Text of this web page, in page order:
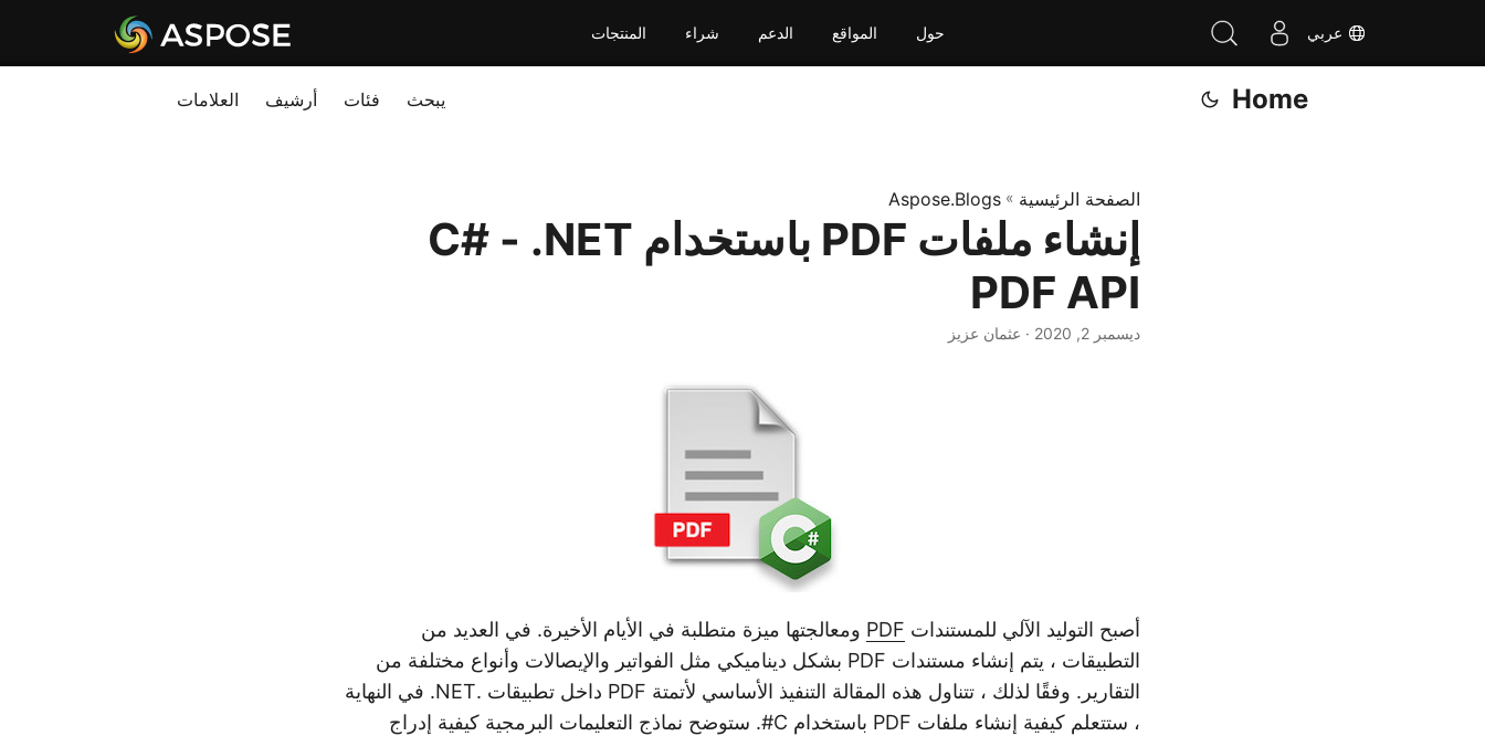
عربي المنتجات شراء الدعم المواقع حول
Home يبحث فئات أرشيف العلامات
الصفحة الرئيسية »
Aspose.Blogs
إنشاء ملفات PDF باستخدام C# - .NET
PDF API
ديسمبر 2, 2020 · عثمان عزيز
أصبح التوليد الآلي للمستندات PDF ومعالجتها ميزة متطلبة في الأيام الأخيرة. في العديد من
التطبيقات ، يتم إنشاء مستندات PDF بشكل ديناميكي مثل الفواتير والإيصالات وأنواع مختلفة من
التقارير. وفقًا لذلك ، تتناول هذه المقالة التنفيذ الأساسي لأتمتة PDF داخل تطبيقات .NET. في النهاية
، ستتعلم كيفية إنشاء ملفات PDF باستخدام C#. ستوضح نماذج التعليمات البرمجية كيفية إدراج